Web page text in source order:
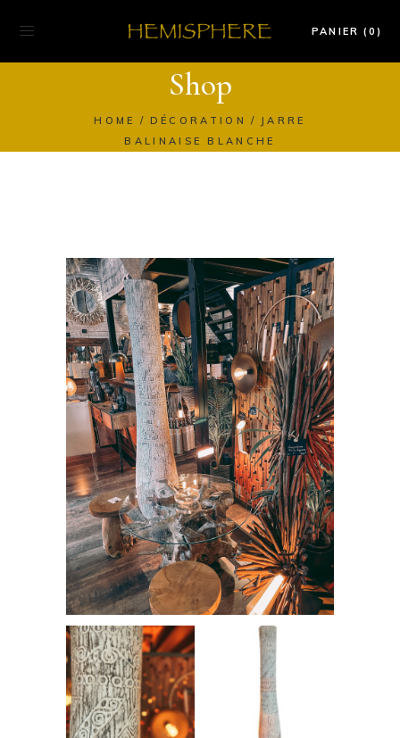
PANIER (0)
Shop
HOME DÉCORATION
JARRE
BALINAISE BLANCHE